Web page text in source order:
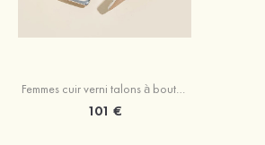
Femmes cuir verni talons à bout ouvert sandales extérieur chaussures de mode
101 €